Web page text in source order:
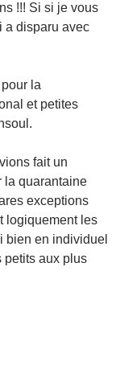
!!! Si si je vous
a disparu avec
la
et petites
fait un
la quarantaine
exceptions
logiquement les
bien en individuel
petits aux plus